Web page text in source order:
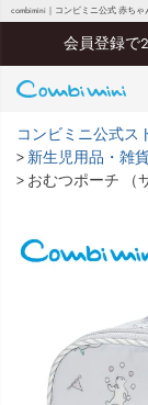
combimini｜コンビミニ公式 赤ち
会員登録で
コンビミニ公式ス
新生児用品・雑
おむつポーチ （